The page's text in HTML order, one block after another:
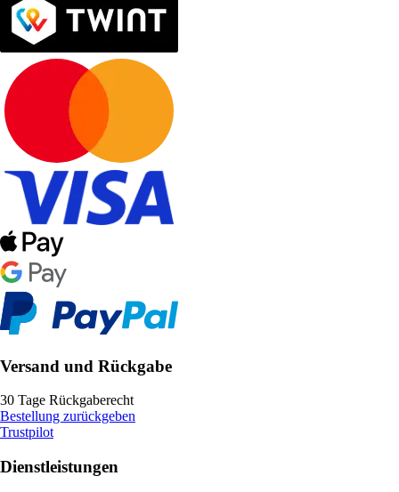
Versand und Rückgabe
30 Tage Rückgaberecht
Bestellung zurückgeben
Trustpilot
Dienstleistungen